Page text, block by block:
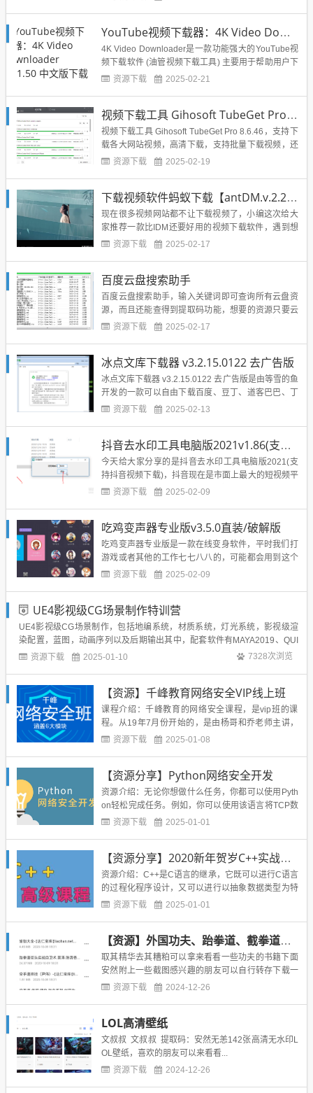
开第三个里的链接，会进入一个新的宝贝详情页。在
新的页面中在视...
YouTube视频下载器：4K Video Downloader V6.1.50 中文版下载
4K Video Downloader是一款功能强大的YouTube视
频下载软件 (油管视频下载工具) 主要用于帮助用户下
载YouTube, Facebook, Twitter, Instagram, Vimeo, D
资源下载 2025-02-21
视频下载工具 Gihosoft TubeGet Pro 8.6.46
视频下载工具 Gihosoft TubeGet Pro 8.6.46，支持下
载各大网站视频，高清下载，支持批量下载视频，还
集成多种实用工具。一键下载高清视频专注于下载Yo
eGet还支...
资源下载 2025-02-19
下载视频软件蚂蚁下载【antDM.v.2.2.0】
现在很多视频网站都不让下载视频了，小编这次给大
家推荐一款比IDM还要好用的视频下载软件，遇到想
看的电影电视，都能用它来下载，他就是蚂蚁下载，
了，界面小编个人觉得也比IDM要好看一些，接下来
小编就把链接分享给...
资源下载 2025-02-17
百度云盘搜索助手
百度云盘搜索助手，输入关键词即可查询所有云盘资
源，而且还能查得到提取码功能，想要的资源只要云
盘上有就能下载得到，真的是太方便了，功能超级强
le/bc525754978e...
资源下载 2025-02-17
冰点文库下载器 v3.2.15.0122 去广告版
冰点文库下载器 v3.2.15.0122 去广告版是由等雪的鱼
开发的一款可以自由下载百度、豆丁、道客巴巴、丁
香、it68、等文库文档的下载器。无需注册账号登录
成pdf文件，也可以提取txt。蓝奏地址：http...
资源下载 2025-02-13
抖音去水印工具电脑版2021v1.86(支持抖音视频下载)
今天给大家分享的是抖音去水印工具电脑版2021(支
持抖音视频下载)，抖音现在是市面上最大的短视频平
台，里面有很多很多有趣好玩的视频，这个工具的主
载，高清视频。下载地址：https://wws.lanzous....
资源下载 2025-02-09
吃鸡变声器专业版v3.5.0直装/破解版
吃鸡变声器专业版是一款在线变身软件，平时我们打
游戏或者其他的工作七七八八的，可能都会用到这个
工具，包括网络的主播，必不可少的就是变身器，这
专业变声器里非常多的语音包，可以有男生和女神的
不同版，让你可以轻松...
资源下载 2025-02-09
UE4影视级CG场景制作特训营
UE4影视级CG场景制作，包括地编系统，材质系统，灯光系统，影视级渲
染配置，蓝图，动画序列以及后期输出其中，配套软件有MAYA2019、QUI
XEL BRIDGE、QUIXEL MIX、Substance Painter、ADOBE、PR，PBR材
资源下载 2025-01-10 7328次浏览
【资源】千峰教育网络安全VIP线上班
课程介绍：千峰教育的网络安全课程，是vip班的课
程。从19年7月份开始的，是由杨哥和乔老师主讲，
课程内容6大模块涵盖：网络安全、服务安全、代码
资源下载 2025-01-08
【资源分享】Python网络安全开发
资源介绍：无论你想做什么任务，你都可以使用Pyth
on轻松完成任务。例如，你可以使用该语言将TCP数
据包发送到计算机，执行恶意软件分析，并创建入侵
法为提供足够硬件资源可见性。学习Python用于网
络...
资源下载 2025-01-01
【资源分享】2020新年贺岁C++实战开发
资源介绍：C++是C语言的继承，它既可以进行C语言
的过程化程序设计，又可以进行以抽象数据类型为特
点的基于对象的程序设计，还可以进行以继承和多态
而C++就适应的问题规模而论，大小由之。本文分享
的是C++实战教...
资源下载 2025-01-01
【资源】外国功夫、跆拳道、截拳道、瑜伽术、空手道、柔道、凶残泰拳、合气道257本
取其精华去其糟粕可以拿来看看一些功夫的书籍下面
安然附上一些截图感兴趣的朋友可以自行转存下载一
下功夫 提取码：安然无恙...
资源下载 2024-12-26
LOL高清壁纸
文叔叔 文叔叔 提取码：安然无恙142张高清无水印L
OL壁纸，喜欢的朋友可以来看看...
资源下载 2024-12-26